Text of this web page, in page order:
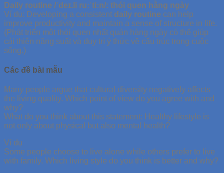
Daily routine /ˈdeɪ.li ruːˈtiːn/: thói quen hằng ngày
Ví dụ: Developing a consistent daily routine can help
improve productivity and maintain a sense of structure in life.
(Phát triển một thói quen nhất quán hàng ngày có thể giúp
cải thiện năng suất và duy trì ý thức về cấu trúc trong cuộc
sống.)
Các đề bài mẫu
Many people argue that cultural diversity negatively affects
the living quality. Which point of view do you agree with and
why?
What do you think about this statement: Healthy lifestyle is
not only about physical but also mental health?
Ví dụ
Some people choose to live alone while others prefer to live
with family. Which living style do you think is better and why?